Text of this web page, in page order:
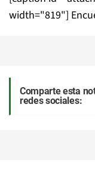
width="819"]
Comparte esta
redes sociales: